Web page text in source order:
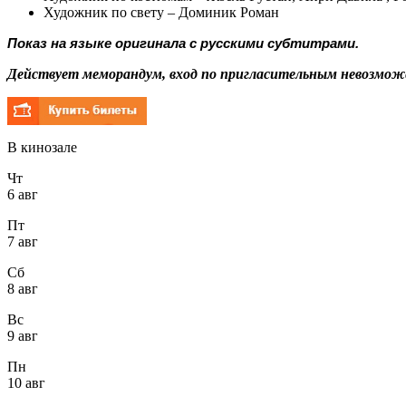
Художник по свету – Доминик Роман
Показ на языке оригинала с русскими субтитрами.
Действует меморандум, вход по пригласительным
В кинозале
Чт
6 авг
Пт
7 авг
Сб
8 авг
Вс
9 авг
Пн
10 авг